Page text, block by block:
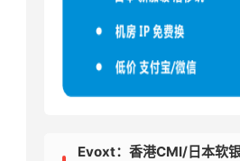
Evoxt：香港CMI/日本软